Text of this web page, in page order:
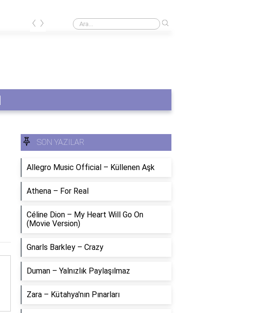
6500K ışık renginin özellikleri ve kullanımı
‹ ›
SON YAZILAR
Allegro Music Official – Küllenen Aşk
Athena – For Real
Céline Dion – My Heart Will Go On
(Movie Version)
Gnarls Barkley – Crazy
Duman – Yalnızlık Paylaşılmaz
Zara – Kütahya'nın Pınarları